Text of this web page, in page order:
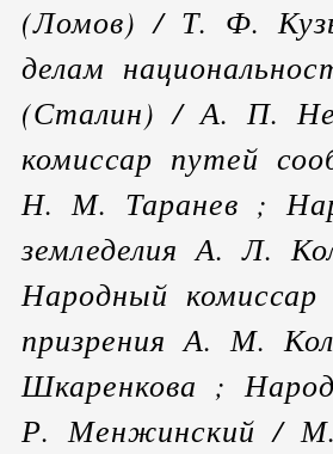
(Ломов) / Т. Ф.
делам
(Сталин) / А. П.
комиссар путей
Н. М. Таранев ;
земледелия А. Л.
Народный комиссар
призрения А. М.
Шкаренкова ;
Р. Менжинский /